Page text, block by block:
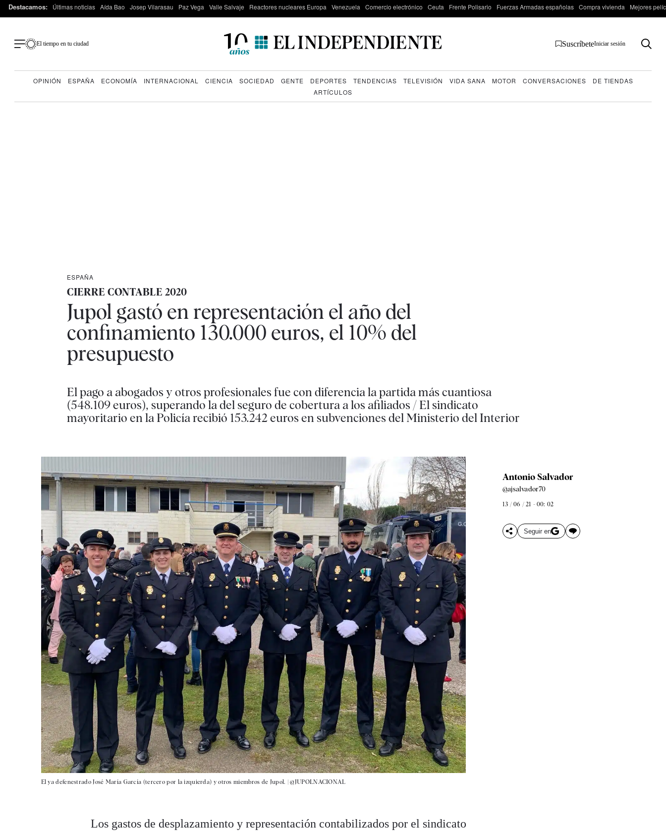
Destacamos: Últimas noticias Aída Bao Josep Vilarasau Paz Vega Valle Salvaje Reactores nucleares Europa Venezuela Comercio electrónico Ceuta Frente Polisario Fuerzas Armadas españolas Compra vivienda Mejores
El tiempo en tu ciudad SuscríbeteIniciar sesión
OPINIÓN ESPAÑA ECONOMÍA INTERNACIONAL CIENCIA SOCIEDAD GENTE DEPORTES TENDENCIAS TELEVISIÓN VIDA SANA MOTOR CONVERSACIONES
DE TIENDAS
ARTÍCULOS
ESPAÑA
CIERRE CONTABLE 2020
Jupol gastó en representación el año del
confinamiento 130.000 euros, el 10% del
presupuesto
El pago a abogados y otros profesionales fue con diferencia la partida más cuantiosa
(548.109 euros), superando la del seguro de cobertura a los afiliados / El sindicato
mayoritario en la Policía recibió 153.242 euros en subvenciones del Ministerio del Interior
El ya defenestrado José María García (tercero por la izquierda) y otros miembros de Jupol. |@JUPOLNACIONAL
Antonio Salvador
@ajsalvador70
13 / 06 / 21 - 00: 02
Seguir en
Los gastos de desplazamiento y representación contabilizados por el sindicato